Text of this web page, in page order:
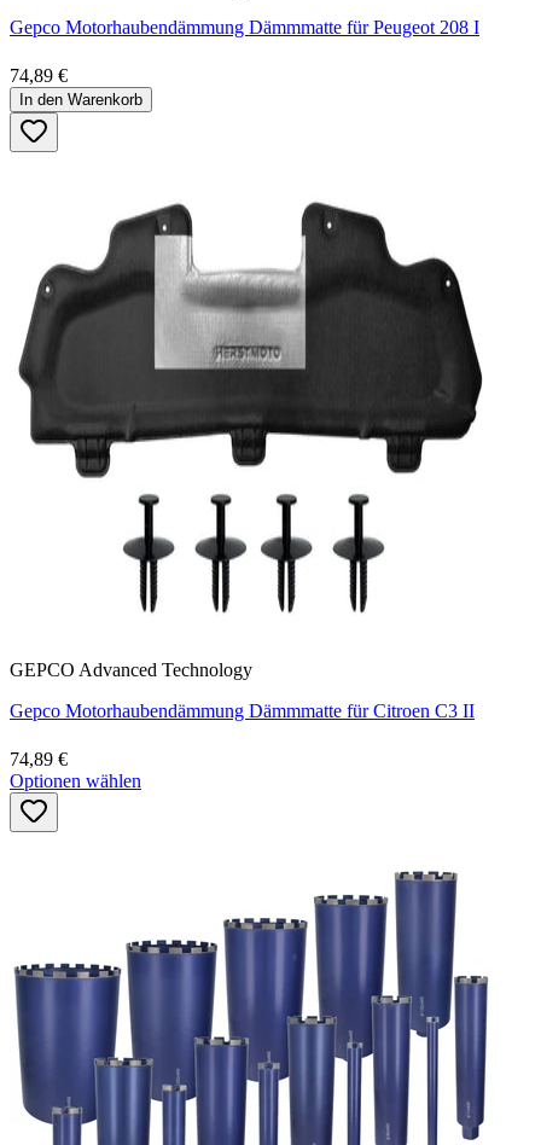
Gepco Motorhaubendämmung Dämmmatte für Peugeot 208 I
74,89 €
In den Warenkorb
GEPCO Advanced Technology
Gepco Motorhaubendämmung Dämmmatte für Citroen C3 II
74,89 €
Optionen wählen